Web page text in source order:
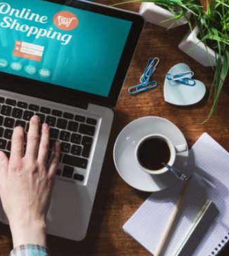
BNC – Giải chạy mở rộng lần thứ nhất